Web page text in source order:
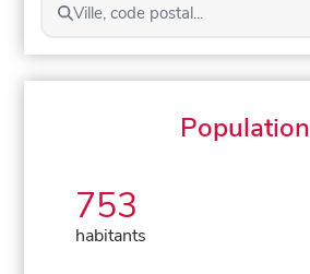
Ville, code postal...
Population
753
habitants